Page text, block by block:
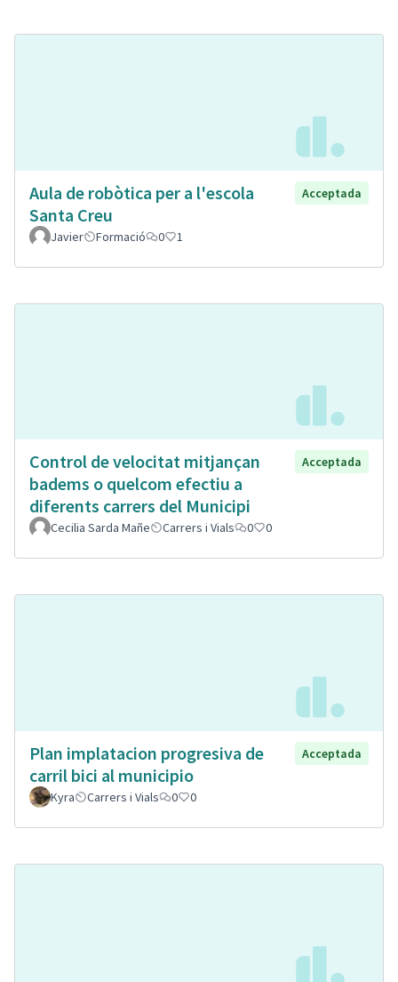
Aula de robòtica per a l'escola
Santa Creu
Acceptada
Javier Formació 0 1
Control de velocitat mitjançan
badems o quelcom efectiu a
diferents carrers del Municipi
Acceptada
Cecilia Sarda Mañe Carrers i Vials 0 0
Plan implatacion progresiva de
carril bici al municipio
Acceptada
Kyra Carrers i Vials 0 0